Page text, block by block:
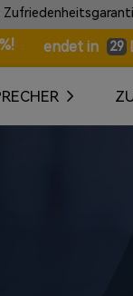
Lebenslange
endet in 29